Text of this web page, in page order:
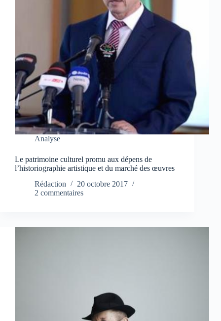
Analyse
Le patrimoine culturel promu aux dépens de
l’historiographie artistique et du marché des œuvres
Rédaction
20 octobre 2017
2 commentaires